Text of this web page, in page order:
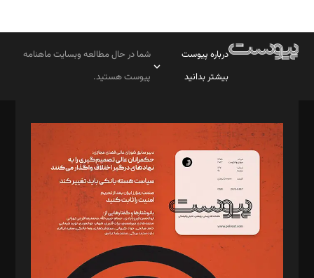
درباره پیوست
بیشتر بدانید
شما در حال مطالعه وبسایت ماهنامه
پیوست هستید.
مدیر مسئول: محمدباقر اثنی‌عشری
سردبیر: مهرک محمودی
دبیر تحریریه: میثم قاسمی
د‌بیر ناداستان: سمانه سمیع
د‌بیر خدمت و تجارت: ابوالفضل رجبی
د‌بیر حقوق فناوری: حسام‌الدین ایپکچی
د‌بیر پیوست جهان: مینا پاکدل
د‌بیر تحریریه آنلاین: بابک نقاش